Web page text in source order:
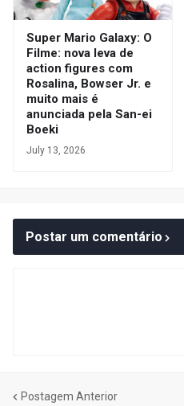
Super Mario Galaxy: O
Filme: nova leva de
action figures com
Rosalina, Bowser Jr. e
muito mais é
anunciada pela San-ei
Boeki
July 13, 2026
Postar um comentário
Postagem Anterior